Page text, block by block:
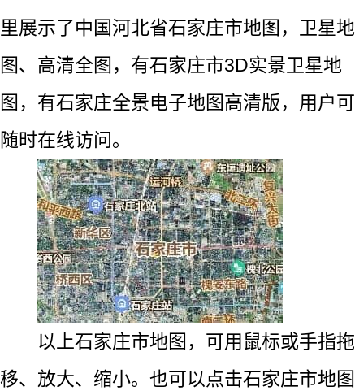
里展示了中国河北省石家庄市地图，卫星地
图、高清全图，有石家庄市3D实景卫星地
图，有石家庄全景电子地图高清版，用户可
随时在线访问。
以上石家庄市地图，可用鼠标或手指拖
移、放大、缩小。也可以点击石家庄市地图